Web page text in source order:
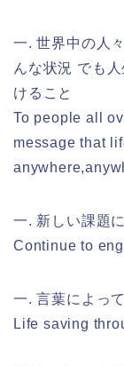
一. 世界中の人
んな状況 でも
けること
To people all
message that
一. 新しい課題
Continue to
一. 言葉によっ
Life saving